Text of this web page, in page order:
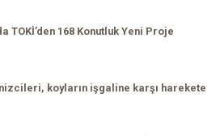
TOKİ’den 168 Konutluk Yeni Proje
koyların işgaline karşı harekete